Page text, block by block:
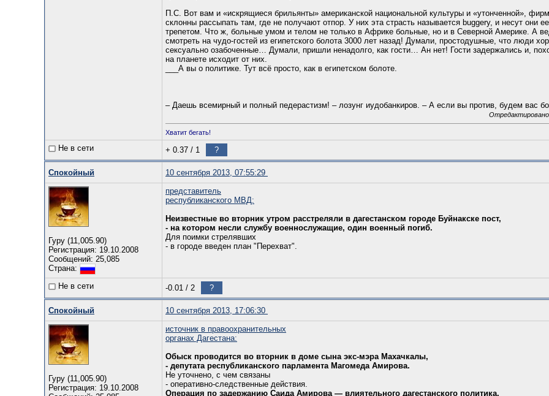
П.C. Вот вам и «искрящиеся брильянты» американской национальной культуры и «утонченной»,
склонны рассыпать там, где не получают отпор. У них эта страсть называется buggery, и несут они
трепетом. Что ж, больные умом и телом не только в Африке больные, но и в Северной Америке. А
смотреть на чудо-гостей из египетского болота 3000 лет назад! Думали, простодушные, что люди
сексуально озабоченные… Думали, пришли ненадолго, как гости… Ан нет! Гости задержались и,
на планете исходит от них.
___А вы о политике. Тут всё просто, как в египетском болоте.
– Даешь всемирный и полный педерастизм! – лозунг иудобанкиров. – А если вы против, будем вас
Хватит бегать!
Не в сети + 0.37 / 1 ?
Спокойный 10 сентября 2013, 07:55:29
Гуру (11,005.90)
Регистрация: 19.10.2008
Сообщений: 25,085
Страна:
представитель
республиканского МВД:
Неизвестные во вторник утром расстреляли в дагестанском городе Буйнакске пост,
- на котором несли службу военнослужащие, один военный погиб.
Для поимки стрелявших
- в городе введен план "Перехват".
Не в сети -0.01 / 2 ?
Спокойный 10 сентября 2013, 17:06:30
Гуру (11,005.90)
Регистрация: 19.10.2008
источник в правоохранительных
органах Дагестана:
Обыск проводится во вторник в доме сына экс-мэра Махачкалы,
- депутата республиканского парламента Магомеда Амирова.
Не уточнено, с чем связаны
- оперативно-следственные действия.
Операция по задержанию Саида Амирова — влиятельного дагестанского политика,